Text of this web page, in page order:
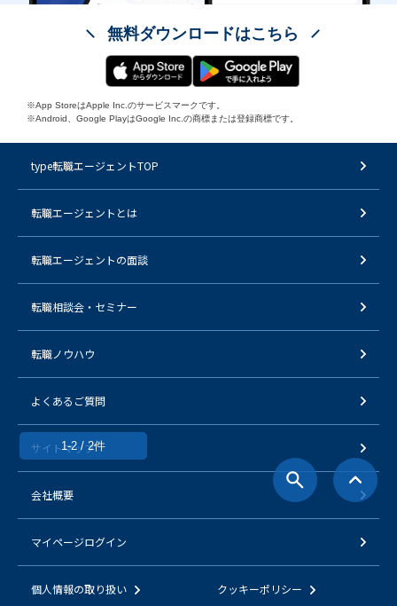
1-2 / 2件
無料ダウンロードはこちら
※App StoreはApple Inc.のサービスマークです。
※Android、Google PlayはGoogle Inc.の商標または登録商標です。
type転職エージェントTOP
転職エージェントとは
転職エージェントの面談
転職相談会・セミナー
転職ノウハウ
よくあるご質問
サイトマップ
会社概要
マイページログイン
個人情報の取り扱い クッキーポリシー